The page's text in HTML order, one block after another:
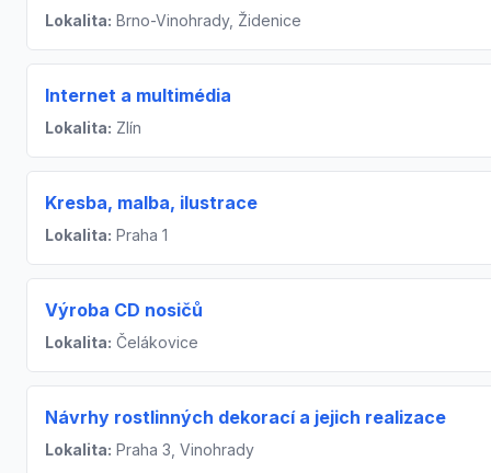
Lokalita: Brno-Vinohrady, Židenice
Internet a multimédia
Lokalita: Zlín
Kresba, malba, ilustrace
Lokalita: Praha 1
Výroba CD nosičů
Lokalita: Čelákovice
Návrhy rostlinných dekorací a jejich realizace
Lokalita: Praha 3, Vinohrady